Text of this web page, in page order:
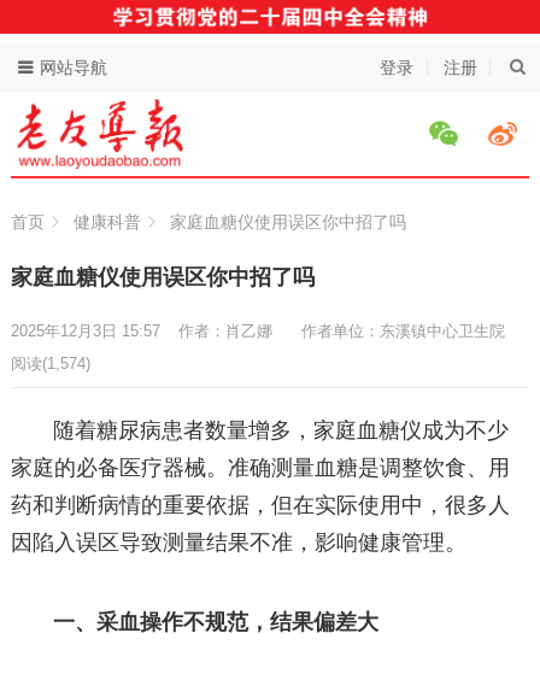
登录 注册
网站导航
首页 健康科普 家庭血糖仪使用误区你中招了吗
家庭血糖仪使用误区你中招了吗
作者：肖乙娜 作者单位：东溪镇中心卫生院
2025年12月3日 15:57
阅读(1,574)
随着糖尿病患者数量增多，家庭血糖仪成为不少
家庭的必备医疗器械。准确测量血糖是调整饮食、用
药和判断病情的重要依据，但在实际使用中，很多人
因陷入误区导致测量结果不准，影响健康管理。
一、采血操作不规范，结果偏差大